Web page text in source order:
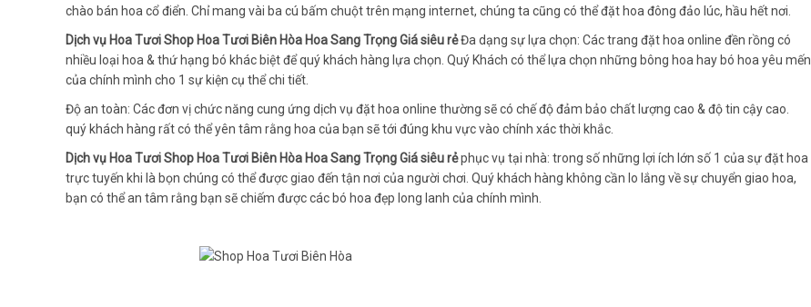
chào bán hoa cổ điển. Chỉ mang vài ba cú bấm chuột trên mạng internet, chúng ta cũng có thể đặt hoa đông đảo lúc, hầu hết nơi.
Dịch vụ Hoa Tươi Shop Hoa Tươi Biên Hòa Hoa Sang Trọng Giá siêu rẻĐa dạng sự lựa chọn: Các trang đặt hoa online đền rồng có
nhiều loại hoa & thứ hạng bó khác biệt để quý khách hàng lựa chọn. Quý Khách có thể lựa chọn những bông hoa hay bó hoa yêu mến
của chính mình cho 1 sự kiện cụ thể chi tiết.
Độ an toàn: Các đơn vị chức năng cung ứng dịch vụ đặt hoa online thường sẽ có chế độ đảm bảo chất lượng cao & độ tin cậy cao.
quý khách hàng rất có thể yên tâm rằng hoa của bạn sẽ tới đúng khu vực vào chính xác thời khắc.
Dịch vụ Hoa Tươi Shop Hoa Tươi Biên Hòa Hoa Sang Trọng Giá siêu rẻphục vụ tại nhà: trong số những lợi ích lớn số 1 của sự đặt hoa
trực tuyến khi là bọn chúng có thể được giao đến tận nơi của người chơi. Quý khách hàng không cần lo lắng về sự chuyển giao hoa,
bạn có thể an tâm rằng bạn sẽ chiếm được các bó hoa đẹp long lanh của chính mình.